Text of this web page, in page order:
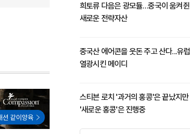
희토류 다음은 광모듈…중국이 움켜쥔
새로운 전략자산
중국산 에어콘을 웃돈 주고 산다...유럽
열광시킨 메이디
스티븐 로치 '과거의 홍콩'은 끝났지만
'새로운 홍콩'은 진행중